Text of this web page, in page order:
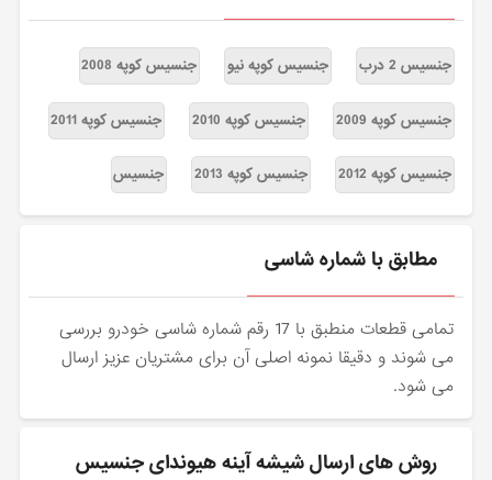
جنسیس 2 درب جنسیس کوپه نیو جنسیس کوپه 2008
جنسیس کوپه 2009 جنسیس کوپه 2010 جنسیس کوپه 2011
جنسیس کوپه 2012 جنسیس کوپه 2013 جنسیس
مطابق با شماره شاسی
تمامی قطعات منطبق با 17 رقم شماره شاسی خودرو بررسی
می شوند و دقیقا نمونه اصلی آن برای مشتریان عزیز ارسال
می شود.
روش های ارسال شیشه آینه هیوندای جنسیس